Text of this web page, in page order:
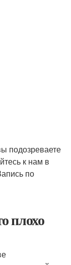
подозреваете
к нам в
по
плохо